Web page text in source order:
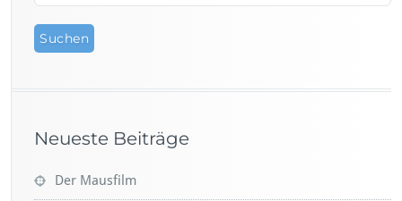
Neueste Beiträge
Der Mausfilm